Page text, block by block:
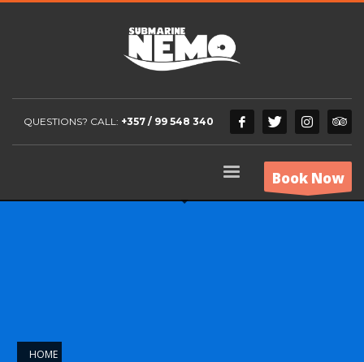
QUESTIONS? CALL: +357 / 99 548 340
Book Now
HOME